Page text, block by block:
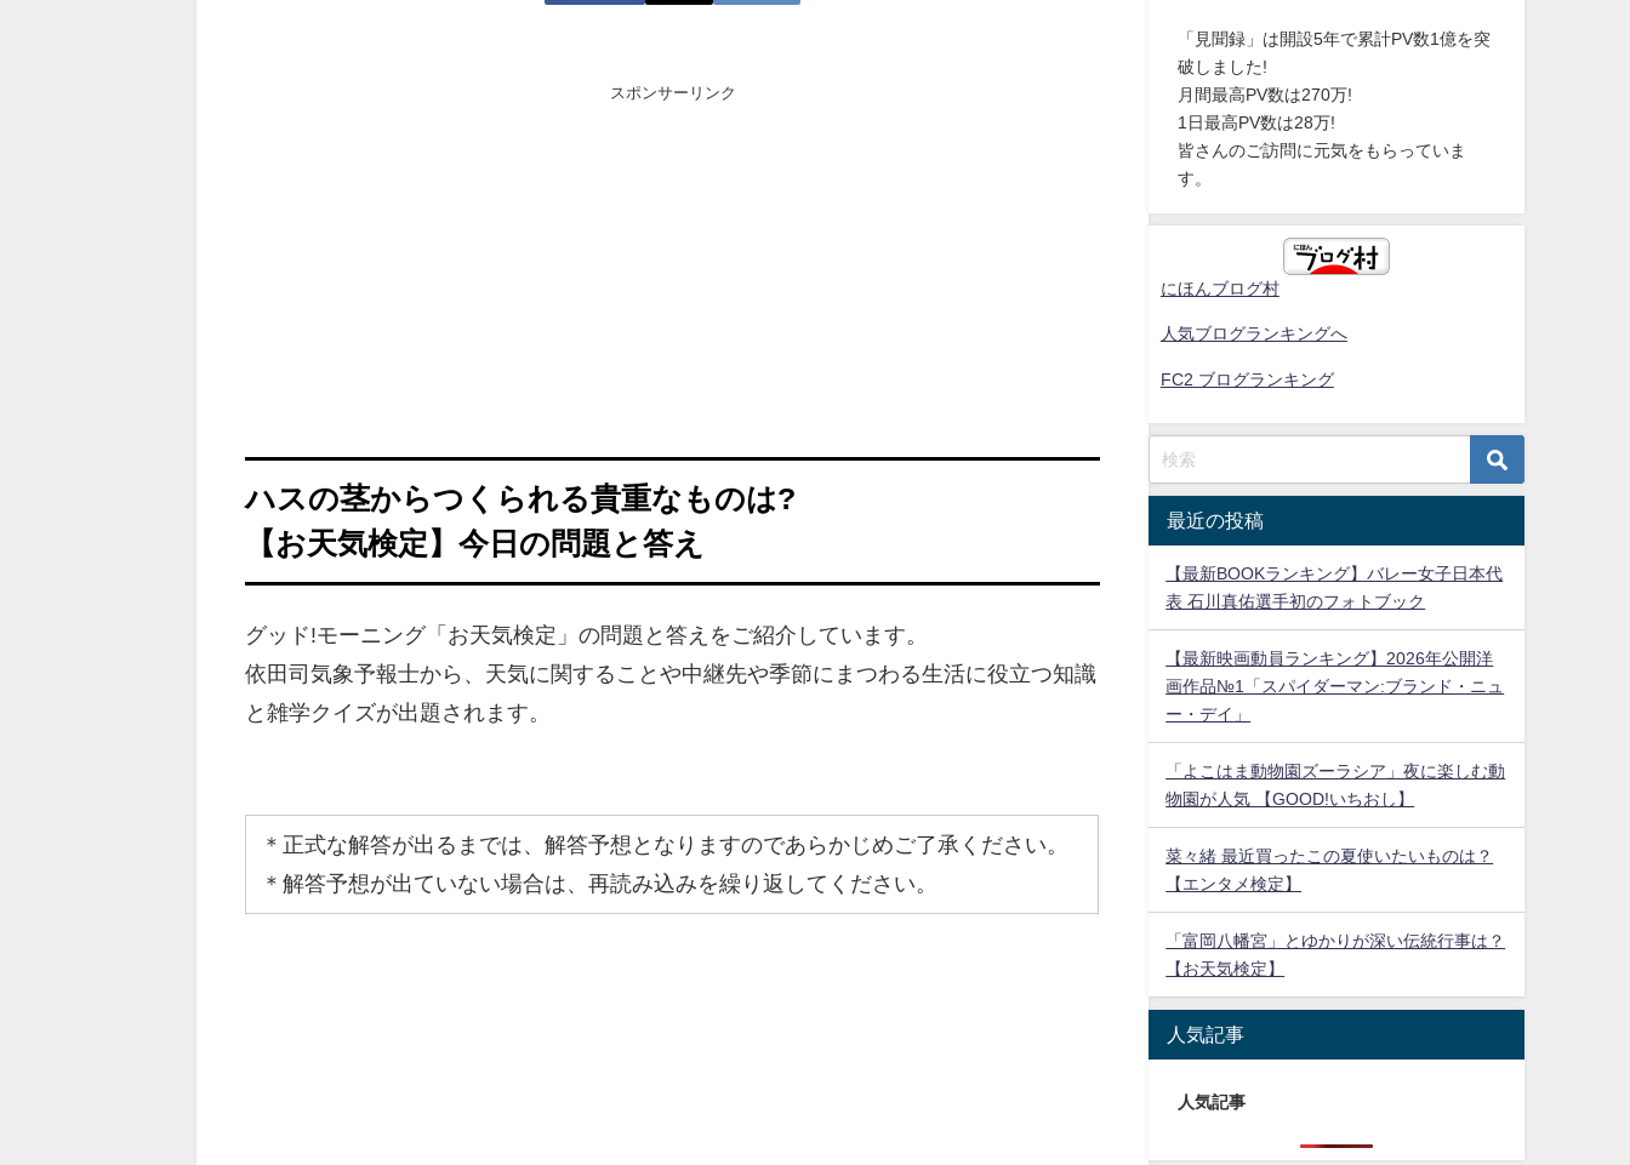
スポンサーリンク
ハスの茎からつくられる貴重なものは?
【お天気検定】今日の問題と答え
グッド!モーニング「お天気検定」の問題と答えをご紹介しています。
依田司気象予報士から、天気に関することや中継先や季節にまつわる生活に役立つ知識
と雑学クイズが出題されます。
＊正式な解答が出るまでは、解答予想となりますのであらかじめご了承ください。
＊解答予想が出ていない場合は、再読み込みを繰り返してください。
「見聞録」は開設5年で累計PV数1億を突
破しました!
月間最高PV数は270万!
1日最高PV数は28万!
皆さんのご訪問に元気をもらっていま
す。
にほんブログ村
人気ブログランキングへ
FC2 ブログランキング
最近の投稿
【最新BOOKランキング】バレー女子日本代
表 石川真佑選手初のフォトブック
【最新映画動員ランキング】2026年公開洋
画作品№1「スパイダーマン:ブランド・ニュ
ー・デイ」
「よこはま動物園ズーラシア」夜に楽しむ動
物園が人気 【GOOD!いちおし】
菜々緒 最近買ったこの夏使いたいものは？
【エンタメ検定】
「富岡八幡宮」とゆかりが深い伝統行事は？
【お天気検定】
人気記事
人気記事